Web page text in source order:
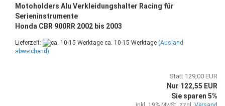
Motoholders Alu Verkleidungshalter Racing für
Serieninstrumente
Honda CBR 900RR 2002 bis 2003
Lieferzeit: ca. 10-15 Werktage (Ausland
abweichend)
Statt 129,00 EUR
Nur 122,55 EUR
Sie sparen 5%